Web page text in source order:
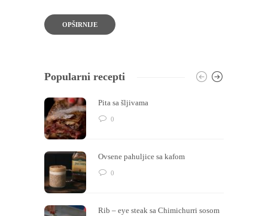
OPŠIRNIJE
Popularni recepti
Pita sa šljivama
0
Ovsene pahuljice sa kafom
0
Rib – eye steak sa Chimichurri sosom